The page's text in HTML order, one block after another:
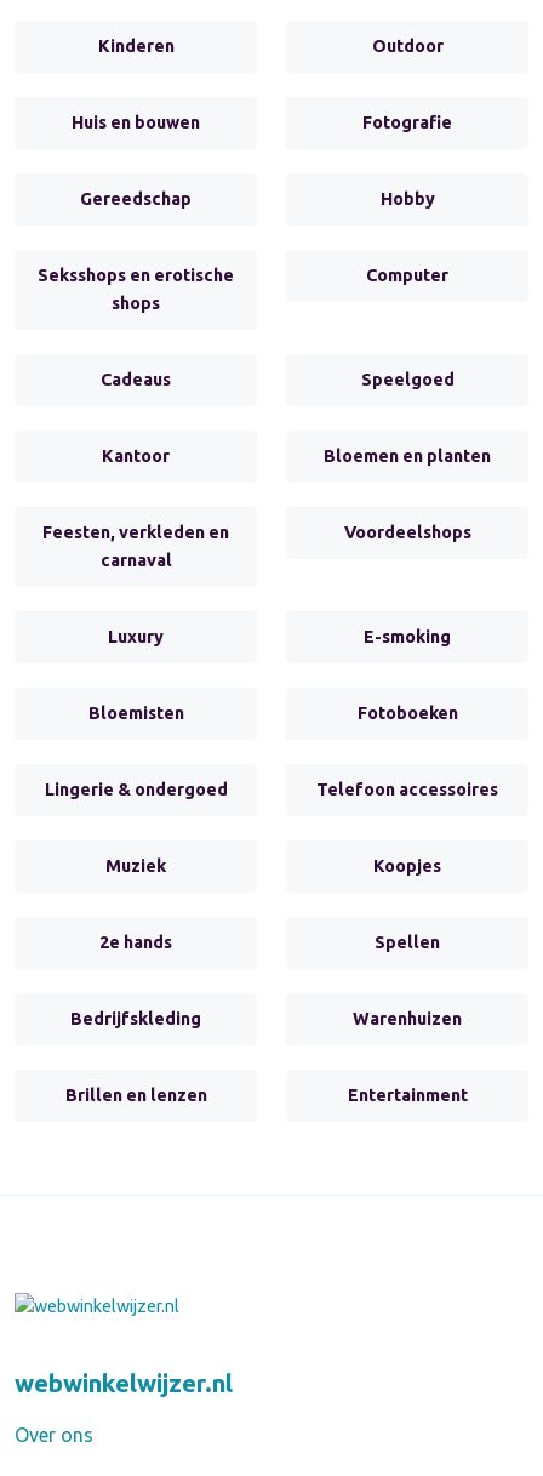
Kinderen Outdoor
Huis en bouwen Fotografie
Gereedschap Hobby
Seksshops en erotische
shops
Computer
Cadeaus Speelgoed
Kantoor Bloemen en planten
Feesten, verkleden en
carnaval
Voordeelshops
Luxury E-smoking
Bloemisten Fotoboeken
Lingerie & ondergoed Telefoon accessoires
Muziek Koopjes
2e hands Spellen
Bedrijfskleding Warenhuizen
Brillen en lenzen Entertainment
webwinkelwijzer.nl
Over ons